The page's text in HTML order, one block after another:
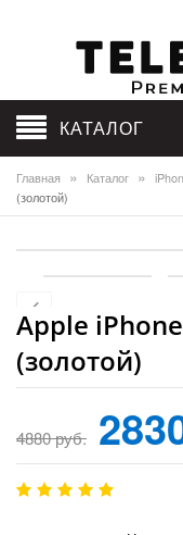
КАТАЛОГ
Главная » Каталог »
(золотой)
Apple
(золотой)
4880 руб.